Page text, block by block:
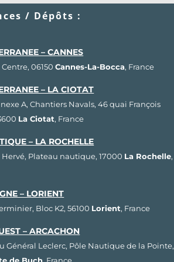
/ Dépôts :
– CANNES
06150Cannes-La-Bocca, France
– LA CIOTAT
A, Chantiers Navals, 46 quai François
La Ciotat, France
– LA ROCHELLE
Plateau nautique, 17000 La Rochelle,
– LORIENT
Bloc K2, 56100 Lorient, France
– ARCACHON
Général Leclerc, Pôle Nautique de la Pointe,
de Buch , France